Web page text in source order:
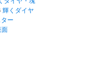
輝くダイヤ
ー